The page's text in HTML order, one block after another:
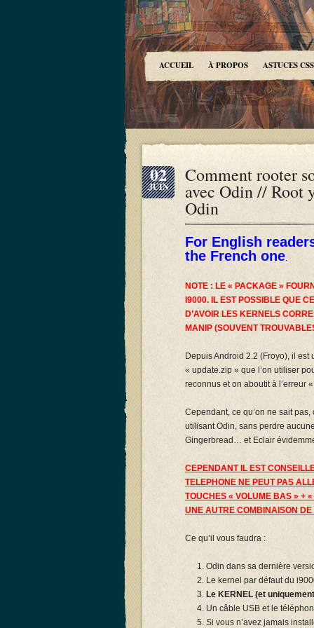
ACCUEIL À PROPOS ASTUCES CSS
02
JUIN
Comment rooter
avec Odin // Root
Odin
For English
the French one.
NOTE : LE « PACKAGE »
I9000. IL EST POSSIBLE QUE
D’AVOIR LES KERNELS
MANIP (SOUVENT
Depuis Android 2.2 (Froyo), il
« update.zip » que l’on utiliser
reconnus et on aboutit à l’erreur
Cependant, ce qu’on ne sait
utilisant Odin, sans perdre
Gingerbread… et Eclair
CEPENDANT IL EST
TELEPHONE NE PEUT PAS
TOUCHES « VOLUME BAS » +
UNE AUTRE COMBINAISON DE
Ce qu’il vous faudra :
Odin dans sa dernière
Le kernel par défaut du
Le KERNEL (et
Un câble USB et le
Si vous n’avez jamais